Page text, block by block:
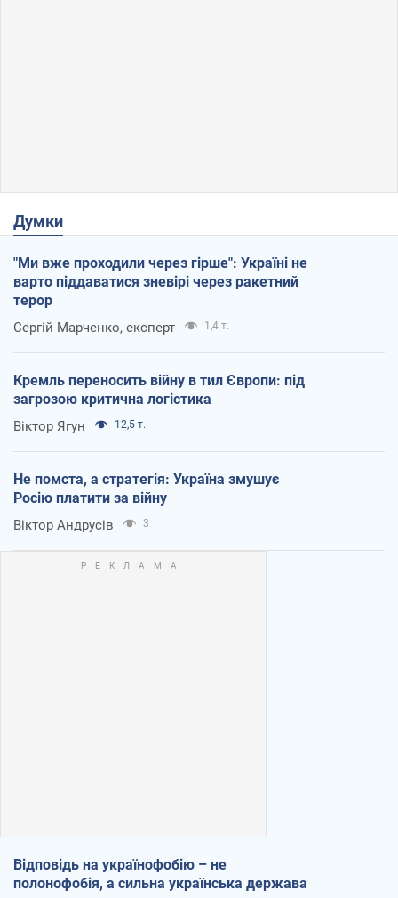
Думки
"Ми вже проходили через гірше": Україні не
варто піддаватися зневірі через ракетний
терор
Сергій Марченко, експерт 1,4 т.
Кремль переносить війну в тил Європи: під
загрозою критична логістика
Віктор Ягун 12,5 т.
Не помста, а стратегія: Україна змушує
Росію платити за війну
Віктор Андрусів 3
Відповідь на українофобію – не
полонофобія, а сильна українська держава